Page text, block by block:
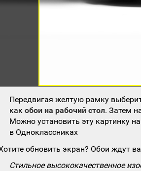
Передвигая желтую рамку
какобои на рабочий стол. Затем
Можно установить эту картинку
в Одноклассниках
обновить экран? Обои ждут
Стильное высококачественное